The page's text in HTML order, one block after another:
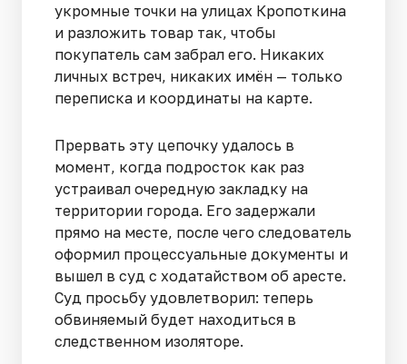
укромные точки на улицах Кропоткина
и разложить товар так, чтобы
покупатель сам забрал его. Никаких
личных встреч, никаких имён — только
переписка и координаты на карте.
Прервать эту цепочку удалось в
момент, когда подросток как раз
устраивал очередную закладку на
территории города. Его задержали
прямо на месте, после чего следователь
оформил процессуальные документы и
вышел в суд с ходатайством об аресте.
Суд просьбу удовлетворил: теперь
обвиняемый будет находиться в
следственном изоляторе.